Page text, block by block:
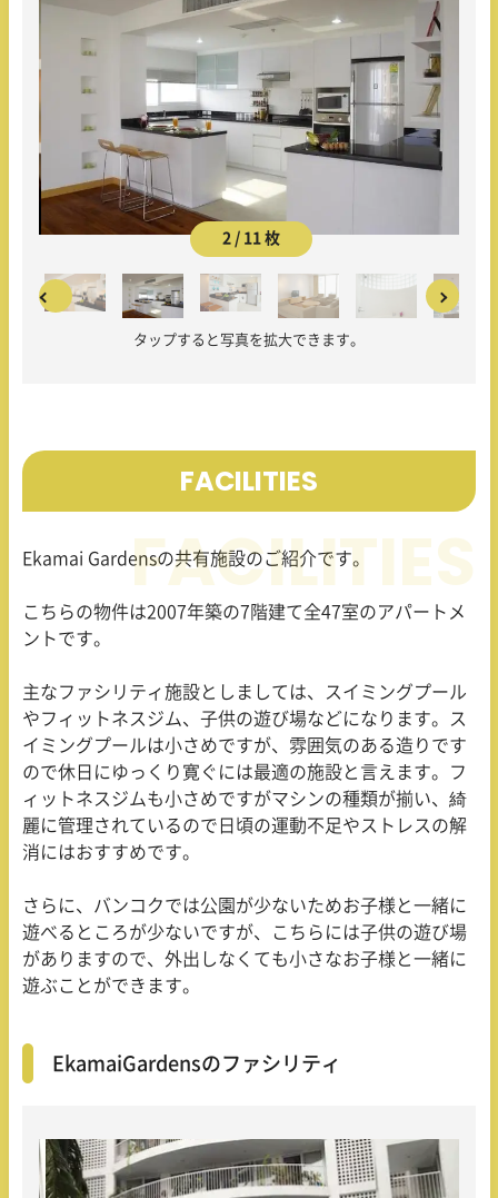
2 / 11 枚
タップすると写真を拡大できます。
FACILITIES
Ekamai Gardensの共有施設のご紹介です。
こちらの物件は2007年築の7階建て全47室のアパートメ
ントです。
主なファシリティ施設としましては、スイミングプール
やフィットネスジム、子供の遊び場などになります。ス
イミングプールは小さめですが、雰囲気のある造りです
ので休日にゆっくり寛ぐには最適の施設と言えます。フ
ィットネスジムも小さめですがマシンの種類が揃い、綺
麗に管理されているので日頃の運動不足やストレスの解
消にはおすすめです。
さらに、バンコクでは公園が少ないためお子様と一緒に
遊べるところが少ないですが、こちらには子供の遊び場
がありますので、外出しなくても小さなお子様と一緒に
遊ぶことができます。
EkamaiGardensのファシリティ